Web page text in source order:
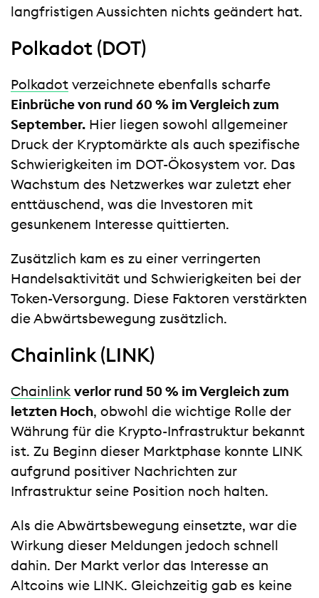
langfristigen Aussichten nichts geändert hat.
Polkadot (DOT)
Polkadot verzeichnete ebenfalls scharfe
Einbrüche von rund 60 % im Vergleich zum
September. Hier liegen sowohl allgemeiner
Druck der Kryptomärkte als auch spezifische
Schwierigkeiten im DOT-Ökosystem vor. Das
Wachstum des Netzwerkes war zuletzt eher
enttäuschend, was die Investoren mit
gesunkenem Interesse quittierten.
Zusätzlich kam es zu einer verringerten
Handelsaktivität und Schwierigkeiten bei der
Token-Versorgung. Diese Faktoren verstärkten
die Abwärtsbewegung zusätzlich.
Chainlink (LINK)
Chainlink verlor rund 50 % im Vergleich zum
letzten Hoch, obwohl die wichtige Rolle der
Währung für die Krypto-Infrastruktur bekannt
ist. Zu Beginn dieser Marktphase konnte LINK
aufgrund positiver Nachrichten zur
Infrastruktur seine Position noch halten.
Als die Abwärtsbewegung einsetzte, war die
Wirkung dieser Meldungen jedoch schnell
dahin. Der Markt verlor das Interesse an
Altcoins wie LINK. Gleichzeitig gab es keine